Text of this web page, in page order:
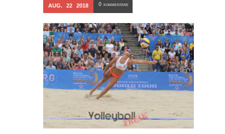
AUG. 22 2018 0 KOMMENTARE